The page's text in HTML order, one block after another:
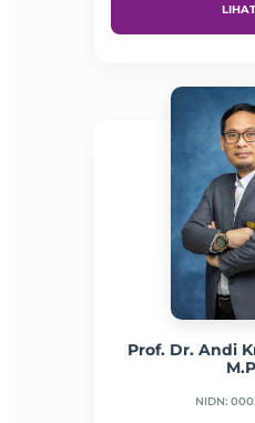
Prof. Dr. Andi
NIDN: